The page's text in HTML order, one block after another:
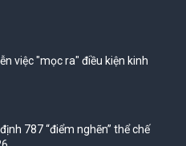
việc "mọc ra" điều kiện kinh
787 “điểm nghẽn” thể chế